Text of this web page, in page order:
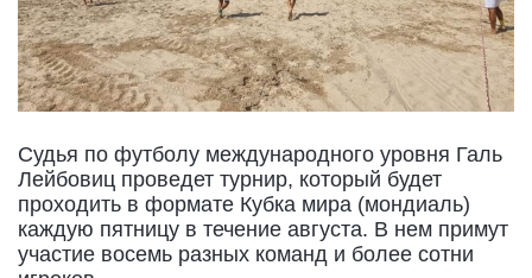
Судья по футболу международного уровня Галь
Лейбовиц проведет турнир, который будет
проходить в формате Кубка мира (мондиаль)
каждую пятницу в течение августа. В нем примут
участие восемь разных команд и более сотни